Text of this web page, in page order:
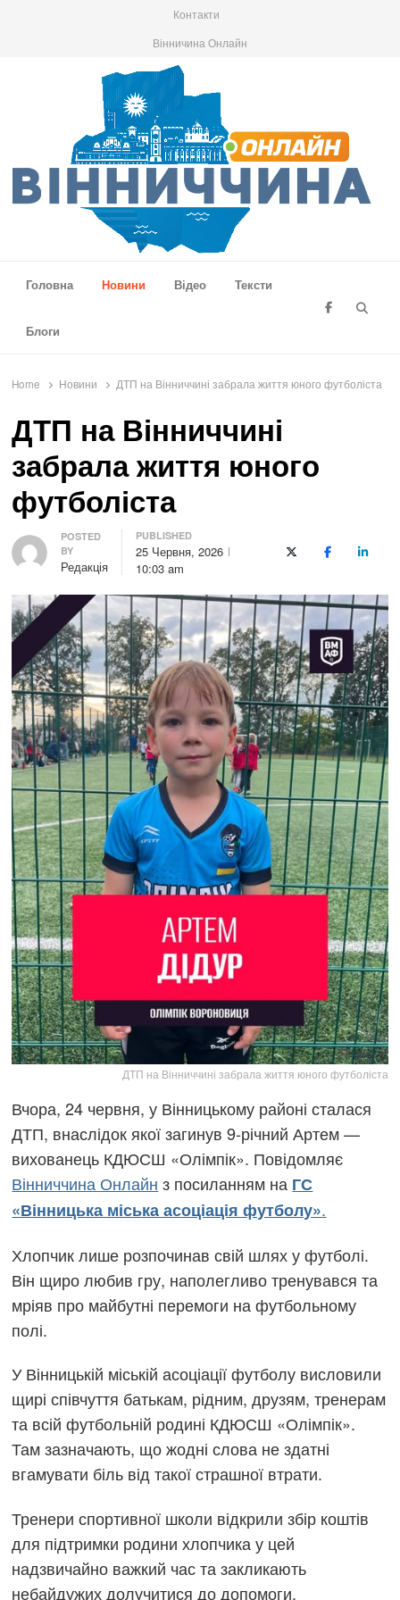
Контакти
Вінничина Онлайн
Головна
Новини Відео Тексти
Блоги
Home Новини ДТП на Вінниччині забрала життя юного футболіста
ДТП на Вінниччині
забрала життя юного
футболіста
Author
POSTED
BY
Редакція
PUBLISHED
25 Червня, 2026
10:03 am
X (Twitter)Facebook
ДТП на Вінниччині забрала життя юного футболіста
Вчора, 24 червня, у Вінницькому районі сталася
ДТП, внаслідок якої загинув 9-річний Артем —
вихованець КДЮСШ «Олімпік». Повідомляє
Вінниччина Онлайн з посиланням на ГС
«Вінницька міська асоціація футболу».
Хлопчик лише розпочинав свій шлях у футболі.
Він щиро любив гру, наполегливо тренувався та
мріяв про майбутні перемоги на футбольному
полі.
У Вінницькій міській асоціації футболу висловили
щирі співчуття батькам, рідним, друзям, тренерам
та всій футбольній родині КДЮСШ «Олімпік».
Там зазначають, що жодні слова не здатні
вгамувати біль від такої страшної втрати.
Тренери спортивної школи відкрили збір коштів
для підтримки родини хлопчика у цей
надзвичайно важкий час та закликають
небайдужих долучитися до допомоги.